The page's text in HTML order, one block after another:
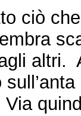
ciò
altri.
Via